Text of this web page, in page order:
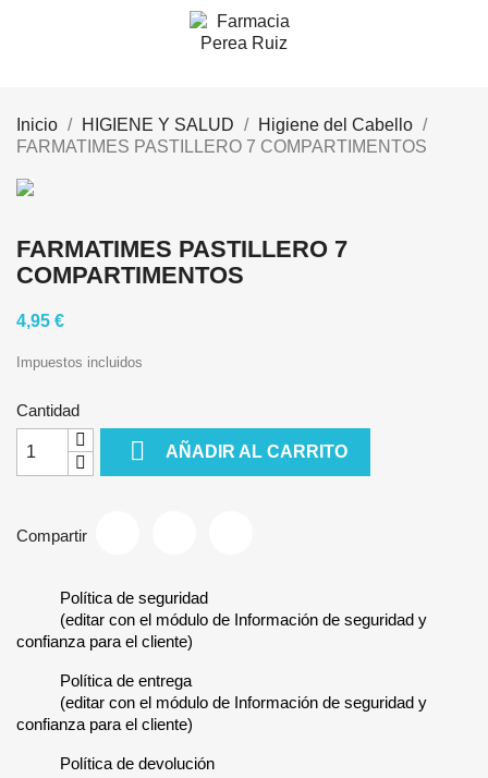
Inicio HIGIENE Y SALUD
Higiene del Cabello
FARMATIMES PASTILLERO 7 COMPARTIMENTOS
FARMATIMES PASTILLERO 7
COMPARTIMENTOS
4,95 €
Impuestos incluidos
Cantidad
 AÑADIR AL CARRITO
Compartir
Política de seguridad
(editar con el módulo de Información de seguridad y
confianza para el cliente)
Política de entrega
(editar con el módulo de Información de seguridad y
confianza para el cliente)
Política de devolución